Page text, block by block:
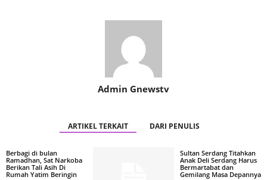
Admin Gnewstv
ARTIKEL TERKAIT DARI PENULIS
Berbagi di bulan
Ramadhan, Sat Narkoba
Berikan Tali Asih Di
Rumah Yatim Beringin
Sultan Serdang Titahkan
Anak Deli Serdang Harus
Bermartabat dan
Gemilang Masa Depannya